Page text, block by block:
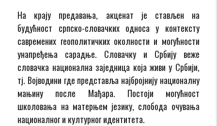
На крају предавања, акценат је стављен на
будућност српско-словачких односа у контексту
савремених геополитичких околности и могућности
унапређења сарадње. Словачку и Србију веже
словачка национална заједница која живи у Србији,
тј. Војводини где представља најбројнију националну
мањину после Мађара. Постоји могућност
школовања на матерњем језику, слобода очувања
националног и културног идентитета.